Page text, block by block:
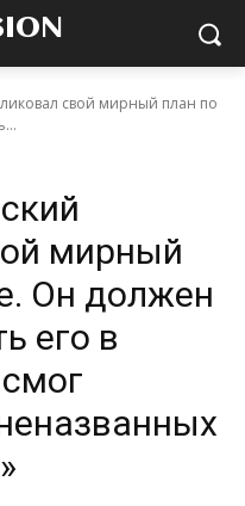
свой мирный план по
мирный
Он должен
его в